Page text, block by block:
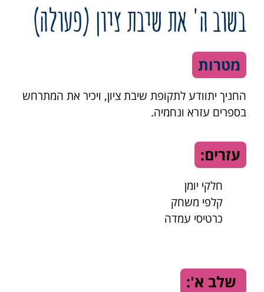
בשוב ה' את שיבת ציון (פעולה)
מטרות
החניך יתוודע לתקופת שיבת ציון, ויכיר את המתרחש
בספרים עזרא ונחמיה.
עזרים:
חלקי יומן
קלפי משחק
כרטיסי עמדה
שלב א':